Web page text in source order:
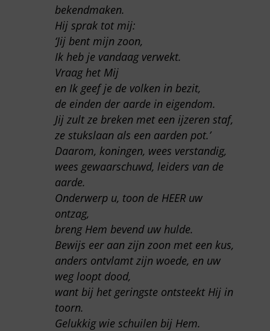
bekendmaken.
Hij sprak tot mij:
‘Jij bent mijn zoon,
Ik heb je vandaag verwekt.
Vraag het Mij
en Ik geef je de volken in bezit,
de einden der aarde in eigendom.
Jij zult ze breken met een ijzeren staf,
ze stukslaan als een aarden pot.’
Daarom, koningen, wees verstandig,
wees gewaarschuwd, leiders van de
aarde.
Onderwerp u, toon de HEER uw
ontzag,
breng Hem bevend uw hulde.
Bewijs eer aan zijn zoon met een kus,
anders ontvlamt zijn woede, en uw
weg loopt dood,
want bij het geringste ontsteekt Hij in
toorn.
Gelukkig wie schuilen bij Hem.